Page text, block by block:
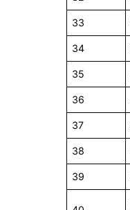
33
34
35
36
37
38
39